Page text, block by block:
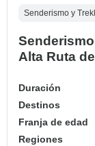
Senderismo y
Alta Ruta
Duración
Destinos
Franja de edad
Regiones